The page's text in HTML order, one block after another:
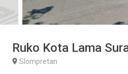
Ruko Kota Lama
Slompretan